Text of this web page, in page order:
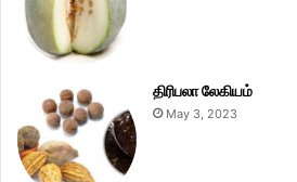
திரிபலா லேகியம்
May 3, 2023